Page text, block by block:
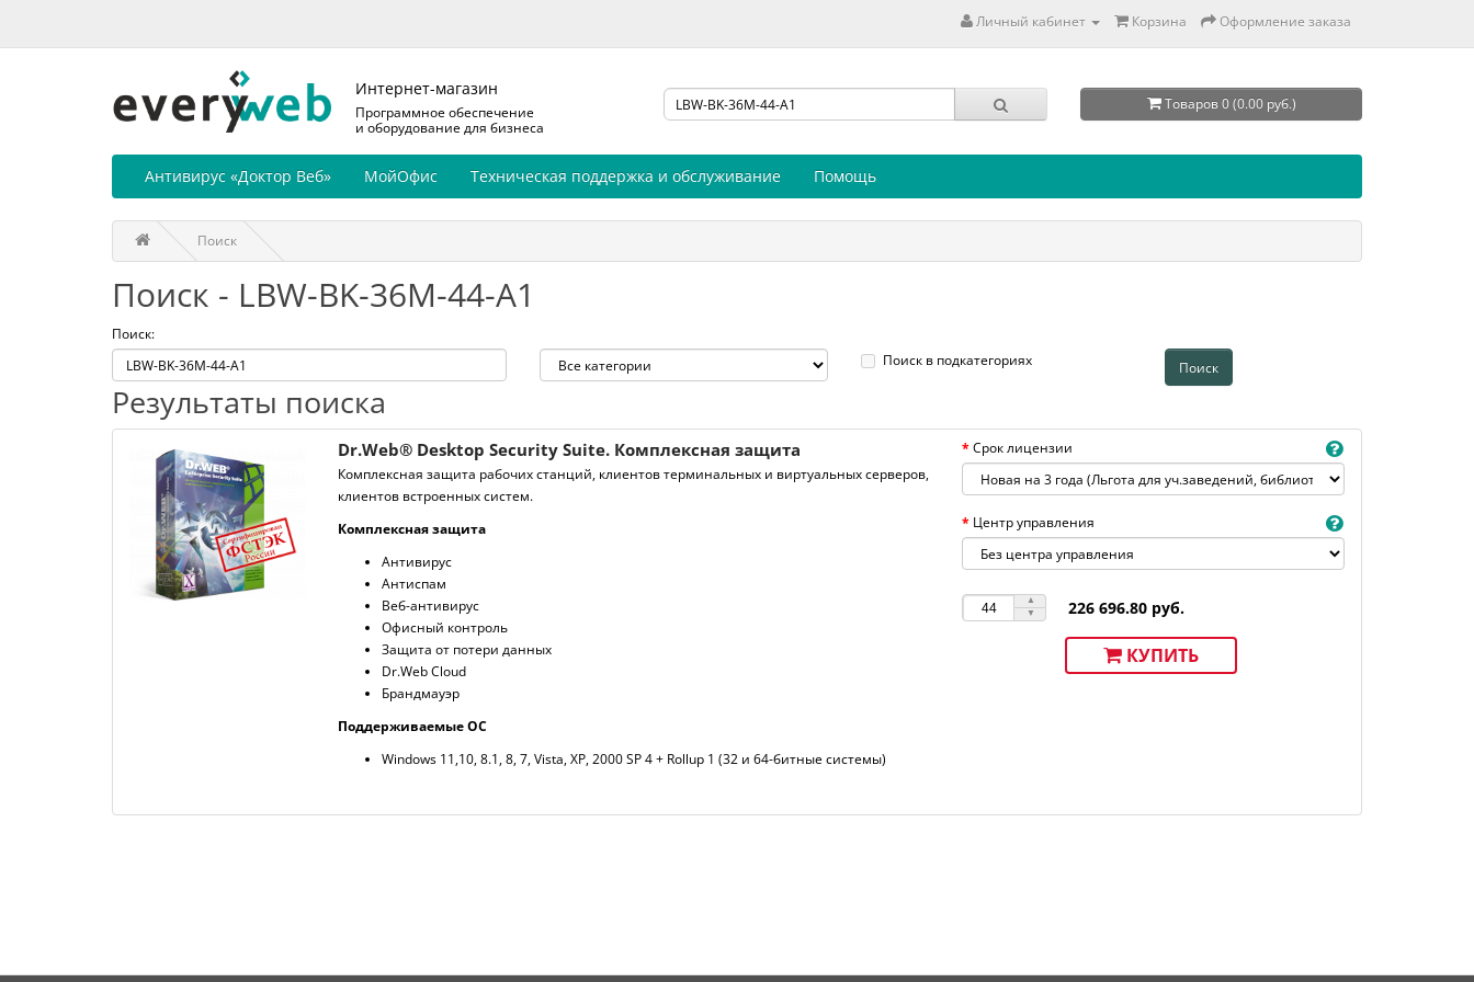
Личный кабинет Корзина Оформление заказа
Интернет-магазин
Программное обеспечение
и оборудование для бизнеса
Товаров 0 (0.00 руб.)
Антивирус «Доктор Веб» МойОфис Техническая поддержка и обслуживание Помощь
Поиск
Поиск - LBW-BK-36M-44-A1
Поиск:
Поиск в подкатегориях
Результаты поиска
Dr.Web® Desktop Security Suite. Комплексная защита
Комплексная защита рабочих станций, клиентов терминальных и виртуальных серверов,
клиентов встроенных систем.
Комплексная защита
Антивирус
Антиспам
Веб-антивирус
Офисный контроль
Защита от потери данных
Dr.Web Cloud
Брандмауэр
Поддерживаемые ОС
Windows 11,10, 8.1, 8, 7, Vista, XP, 2000 SP 4 + Rollup 1 (32 и 64-битные системы)
Срок лицензии
Центр управления
226 696.80 руб.
КУПИТЬ